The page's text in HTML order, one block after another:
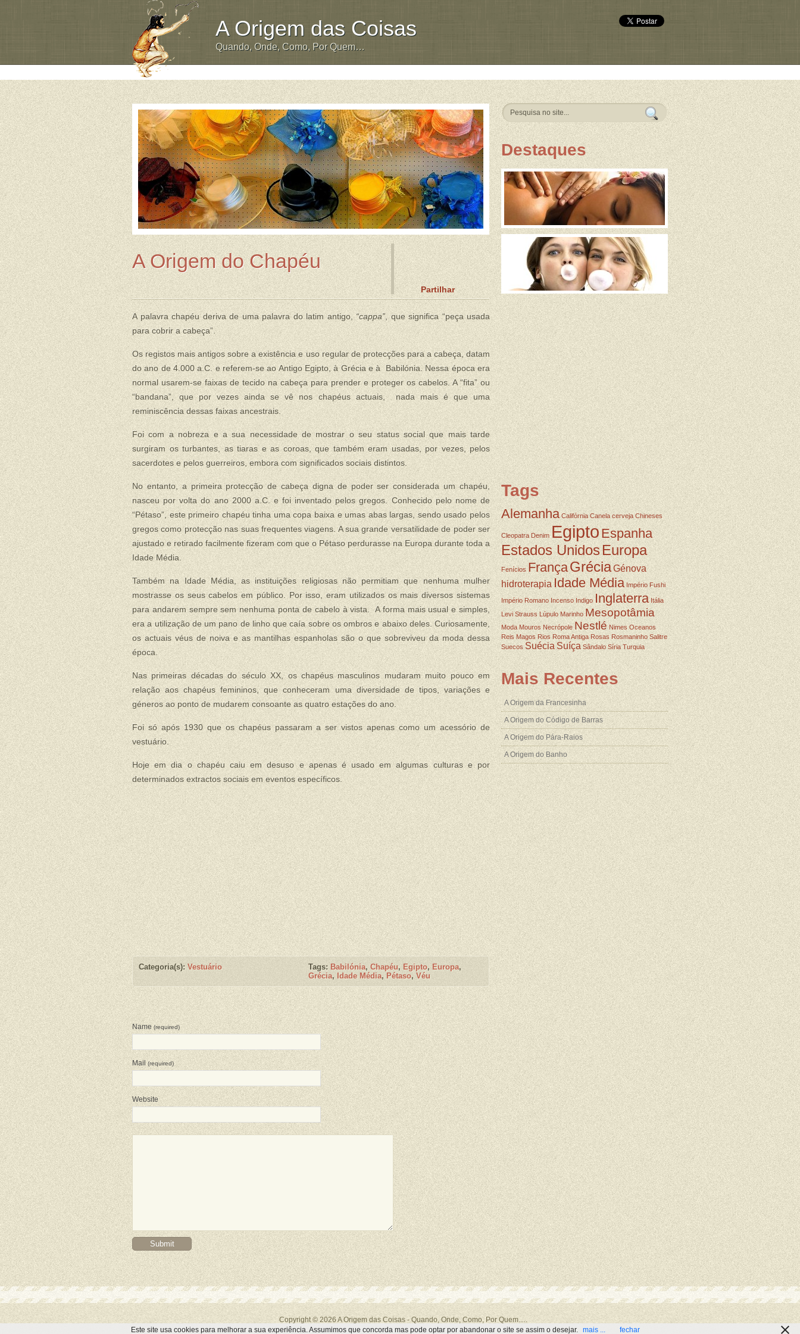
A Origem das Coisas
Quando, Onde, Como, Por Quem…
A Origem do Chapéu
Partilhar
A palavra chapéu deriva de uma palavra do latim antigo,“cappa”, que significa “peça usada
para cobrir a cabeça”.
Os registos mais antigos sobre a existência e uso regular de protecções para a cabeça, datam
do ano de 4.000 a.C. e referem-se ao Antigo Egipto, à Grécia e à Babilónia. Nessa época era
normal usarem-se faixas de tecido na cabeça para prender e proteger os cabelos. A “fita” ou
“bandana”, que por vezes ainda se vê nos chapéus actuais, nada mais é que uma
reminiscência dessas faixas ancestrais.
Foi com a nobreza e a sua necessidade de mostrar o seu status social que mais tarde
surgiram os turbantes, as tiaras e as coroas, que também eram usadas, por vezes, pelos
sacerdotes e pelos guerreiros, embora com significados sociais distintos.
No entanto, a primeira protecção de cabeça digna de poder ser considerada um chapéu,
nasceu por volta do ano 2000 a.C. e foi inventado pelos gregos. Conhecido pelo nome de
“Pétaso”, este primeiro chapéu tinha uma copa baixa e umas abas largas, sendo usado pelos
gregos como protecção nas suas frequentes viagens. A sua grande versatilidade de poder ser
ajustado e retirado facilmente fizeram com que o Pétaso perdurasse na Europa durante toda a
Idade Média.
Também na Idade Média, as instituições religiosas não permitiam que nenhuma mulher
mostrasse os seus cabelos em público. Por isso, eram utilizados os mais diversos sistemas
para andarem sempre sem nenhuma ponta de cabelo à vista. A forma mais usual e simples,
era a utilização de um pano de linho que caía sobre os ombros e abaixo deles. Curiosamente,
os actuais véus de noiva e as mantilhas espanholas são o que sobreviveu da moda dessa
época.
Nas primeiras décadas do século XX, os chapéus masculinos mudaram muito pouco em
relação aos chapéus femininos, que conheceram uma diversidade de tipos, variações e
géneros ao ponto de mudarem consoante as quatro estações do ano.
Foi só após 1930 que os chapéus passaram a ser vistos apenas como um acessório de
vestuário.
Hoje em dia o chapéu caiu em desuso e apenas é usado em algumas culturas e por
determinados extractos sociais em eventos específicos.
Categoria(s): Vestuário Tags: Babilónia, Chapéu, Egipto, Europa,
Grécia, Idade Média, Pétaso, Véu
Name (required)
Mail(required)
Website
Destaques
Tags
Alemanha Califórnia Canela cerveja Chineses
Cleopatra Denim EgiptoEspanha
Estados UnidosEuropa
Fenícios FrançaGréciaGénova
hidroterapiaIdade Média Império Fushi
Império Romano Incenso Indigo Inglaterra Itália
Levi Strauss Lúpulo Marinho Mesopotâmia
Moda Mouros Necrópole Nestlé Nimes Oceanos
Reis Magos Rios Roma Antiga Rosas Rosmaninho Salitre
Suecos Suécia Suíça Sândalo Síria Turquia
Mais Recentes
A Origem da Francesinha
A Origem do Código de Barras
A Origem do Pára-Raios
A Origem do Banho
Copyright © 2026A Origem das Coisas- Quando, Onde, Como, Por Quem….
Este site usa cookies para melhorar a sua experiência. Assumimos que concorda mas pode optar por abandonar o site se assim o desejar.
mais ... fechar